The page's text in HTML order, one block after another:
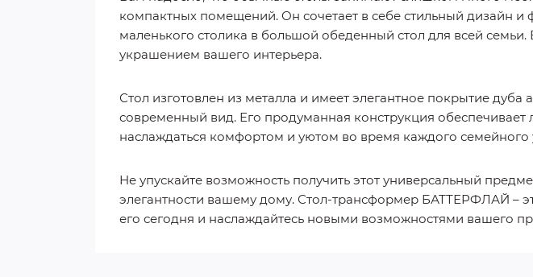
компактных помещений. Он сочетает в себе стильный дизайн и
маленького столика в большой обеденный стол для всей семьи.
украшением вашего интерьера.
Стол изготовлен из металла и имеет элегантное покрытие
современный вид. Его продуманная конструкция обеспечивает
наслаждаться комфортом и уютом во время каждого семейного
Не упускайте возможность получить этот универсальный
элегантности вашему дому. Стол-трансформер БАТТЕРФЛАЙ –
его сегодня и наслаждайтесь новыми возможностями вашего